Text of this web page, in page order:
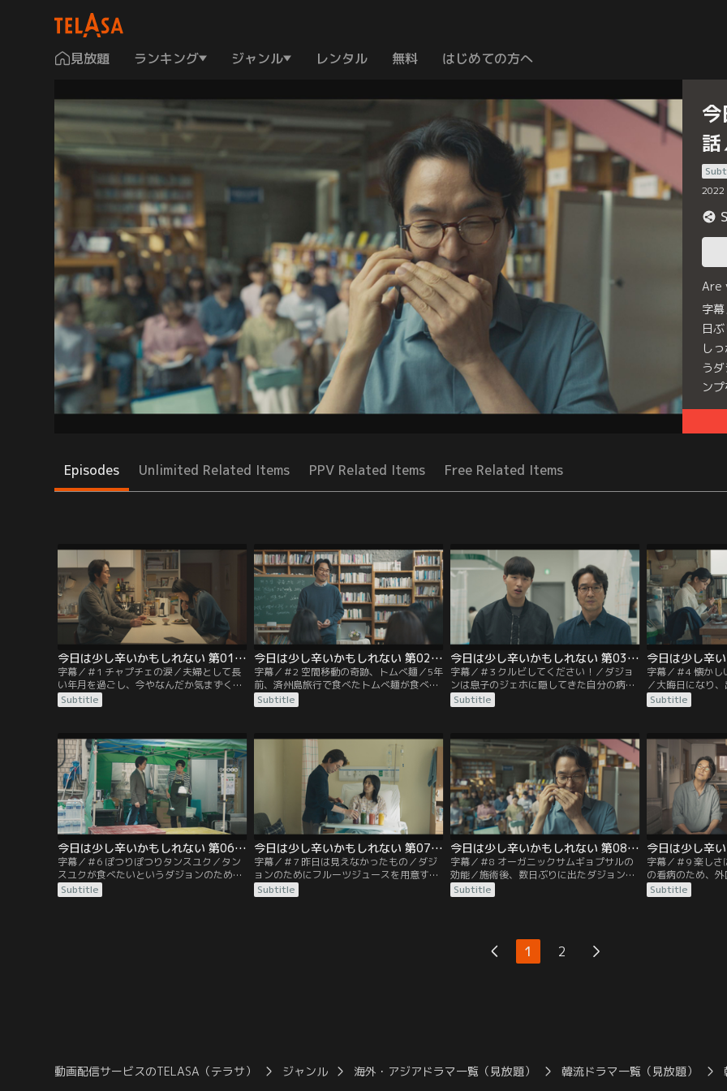
見放題 ランキング ジャンル レンタル 無料 はじめての方へ
2022
Are
字
日
し
う
ン
Episodes Unlimited Related Items PPV Related Items Free Related Items
今日は少し辛いかもしれない 第01話／字幕
字幕／＃1 チャプチェの涙／夫婦として長
い年月を過ごし、今やなんだか気まずくな
ってしまったチャンウクとダジョン。 ある
日、チャンウクはダジョンの病気を知り、
Subtitle
今日は少し辛いかもしれない 第02話／字幕
字幕／＃2 空間移動の奇跡、トムべ麺／5年
前、済州島旅行で食べたトムべ麺が食べた
くなったというダジョンのため、 チャンウ
クはあの時の済州島の海の美しい思い出を
Subtitle
今日は少し辛いかもしれない 第03話／字幕
字幕／＃3 クルビしてください！／ダジョ
ンは息子のジェホに隠してきた自分の病気
を告白する。 一方、人文学の受講生たちか
らクルビをプレゼントされたチャンウク
叫ぶ。 「クルビしてください！」
Subtitle
字幕／＃4 懐か
／大晦日になり
久しぶりに会社
と外出準備をす
ろ彼女を傷つけ
Subtitle
今日は少し辛いかもしれない 第06話／字幕
字幕／＃6 ぽつりぽつりタンスユク／タン
スユクが食べたいというダジョンのために
中華鍋を買ったチャンウク。 しかし、材料
の準備に思ったより時間がかかり予定が
Subtitle
今日は少し辛いかもしれない 第07話／字幕
字幕／＃7 昨日は見えなかったもの／ダジ
ョンのためにフルーツジュースを用意する
チャンウク。 マンゴー、トマト、キャベツ
など、あらゆるものを丁寧に準備するが、
Subtitle
今日は少し辛いかもしれない 第08話／字幕
字幕／＃8 オーガニックサムギョプサルの
効能／施術後、数日ぶりに出たダジョンの
おならに希望の一筋が見えてきた。しっか
り焼いたオーガニックサムギョプサルが食
Subtitle
字幕／＃9 楽し
の看病のため、
の妹が帰国。病
の人生がある。
Subtitle
1 2
動画配信サービスのTELASA（テラサ） ジャンル 海外・アジアドラマ一覧（見放題） 韓流ドラマ一覧（見放題）